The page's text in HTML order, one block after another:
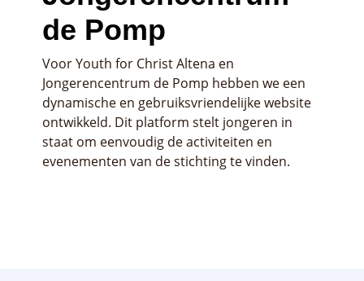
de Pomp
Voor Youth for Christ Altena en
Jongerencentrum de Pomp hebben we een
dynamische en gebruiksvriendelijke website
ontwikkeld. Dit platform stelt jongeren in
staat om eenvoudig de activiteiten en
evenementen van de stichting te vinden.